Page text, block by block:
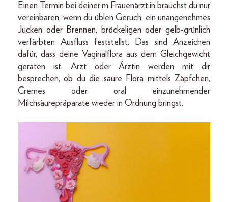
Einen Termin bei deiner:m Frauenärzt:in brauchst du nur
vereinbaren, wenn du üblen Geruch, ein unangenehmes
Jucken oder Brennen, bröckeligen oder gelb-grünlich
verfärbten Ausfluss feststellst. Das sind Anzeichen
dafür, dass deine Vaginalflora aus dem Gleichgewicht
geraten ist. Arzt oder Ärztin werden mit dir
besprechen, ob du die saure Flora mittels Zäpfchen,
Cremes oder oral einzunehmender
Milchsäurepräparate wieder in Ordnung bringst.